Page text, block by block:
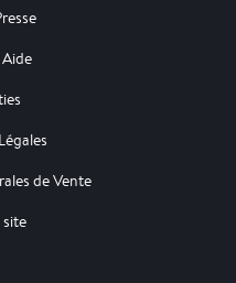
de Vente
site